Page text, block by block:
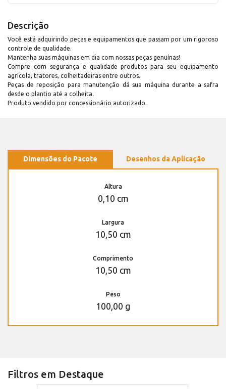
Descrição
Você está adquirindo peças e equipamentos que passam por um rigoroso
controle de qualidade.
Mantenha suas máquinas em dia com nossas peças genuínas!
Compre com segurança e qualidade produtos para seu equipamento
agrícola, tratores, colheitadeiras entre outros.
Peças de reposição para manutenção dá sua máquina durante a safra
desde o plantio até a colheita.
Produto vendido por concessionário autorizado.
Dimensões do Pacote Desenhos da Aplicação
Altura
0,10 cm
Largura
10,50 cm
Comprimento
10,50 cm
Peso
100,00 g
Filtros em Destaque